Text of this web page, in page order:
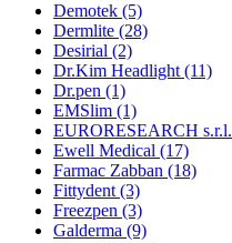
Demotek (5)
Dermlite (28)
Desirial (2)
Dr.Kim Headlight (11)
Dr.pen (1)
EMSlim (1)
EURORESEARCH s.r.l.
Ewell Medical (17)
Farmac Zabban (18)
Fittydent (3)
Freezpen (3)
Galderma (9)